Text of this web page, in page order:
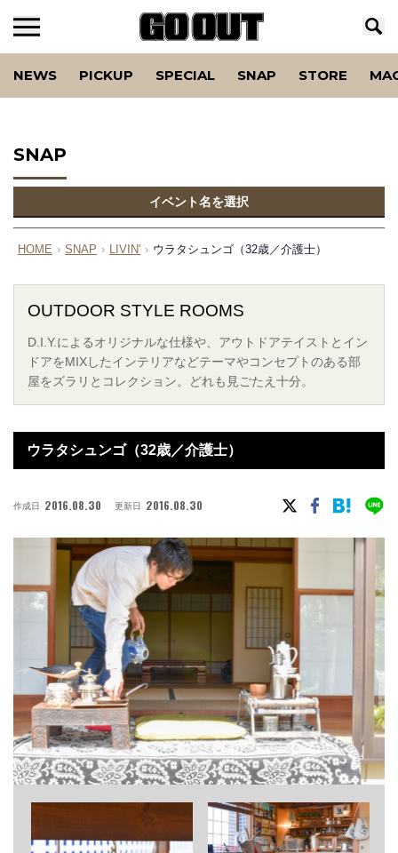
NEWS PICKUP SPECIAL SNAP STORE
SNAP
イベント名を選択
HOME › SNAP › LIVIN' › ウラタシュンゴ（32歳／介護士）
OUTDOOR STYLE ROOMS
D.I.Y.によるオリジナルな仕様や、アウトドアテイストとイン
ドアをMIXしたインテリアなどテーマやコンセプトのある部
屋をズラリとコレクション。どれも見ごたえ十分。
ウラタシュンゴ（32歳／介護士）
作成日 2016.08.30 更新日 2016.08.30